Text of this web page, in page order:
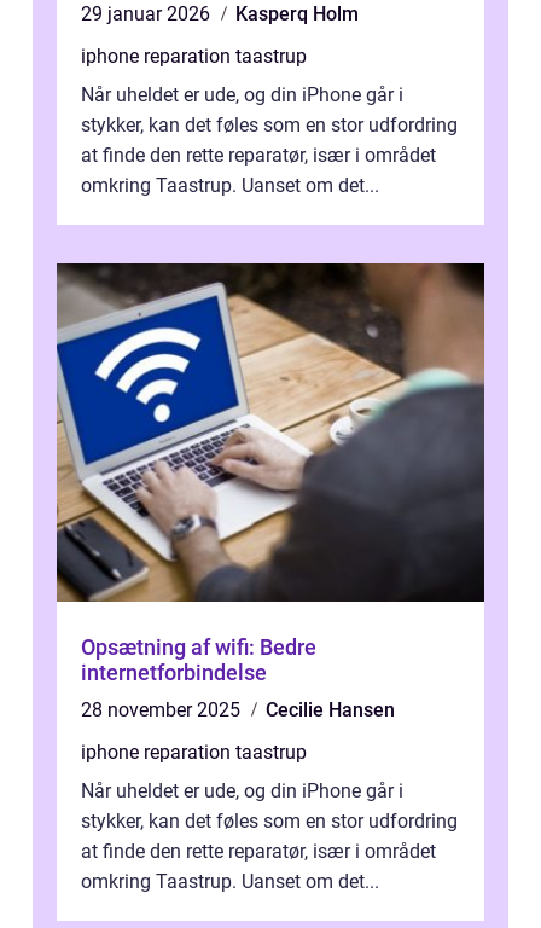
29 januar 2026
Kasperq Holm
iphone reparation taastrup
Når uheldet er ude, og din iPhone går i
stykker, kan det føles som en stor udfordring
at finde den rette reparatør, især i området
omkring Taastrup. Uanset om det...
Opsætning af wifi: Bedre
internetforbindelse
28 november 2025
Cecilie Hansen
iphone reparation taastrup
Når uheldet er ude, og din iPhone går i
stykker, kan det føles som en stor udfordring
at finde den rette reparatør, især i området
omkring Taastrup. Uanset om det...